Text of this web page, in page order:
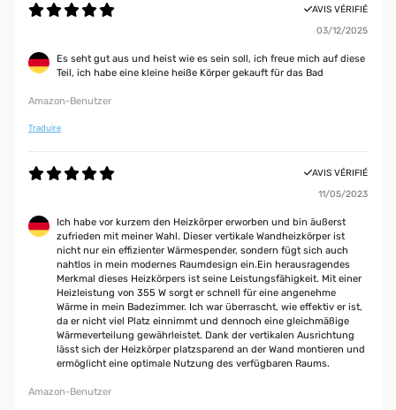
AVIS VÉRIFIÉ
03/12/2025
Es seht gut aus und heist wie es sein soll, ich freue mich auf diese
Teil, ich habe eine kleine heiße Körper gekauft für das Bad
Amazon-Benutzer
Traduire
AVIS VÉRIFIÉ
11/05/2023
Ich habe vor kurzem den Heizkörper erworben und bin äußerst
zufrieden mit meiner Wahl. Dieser vertikale Wandheizkörper ist
nicht nur ein effizienter Wärmespender, sondern fügt sich auch
nahtlos in mein modernes Raumdesign ein.Ein herausragendes
Merkmal dieses Heizkörpers ist seine Leistungsfähigkeit. Mit einer
Heizleistung von 355 W sorgt er schnell für eine angenehme
Wärme in mein Badezimmer. Ich war überrascht, wie effektiv er ist,
da er nicht viel Platz einnimmt und dennoch eine gleichmäßige
Wärmeverteilung gewährleistet. Dank der vertikalen Ausrichtung
lässt sich der Heizkörper platzsparend an der Wand montieren und
ermöglicht eine optimale Nutzung des verfügbaren Raums.
Amazon-Benutzer